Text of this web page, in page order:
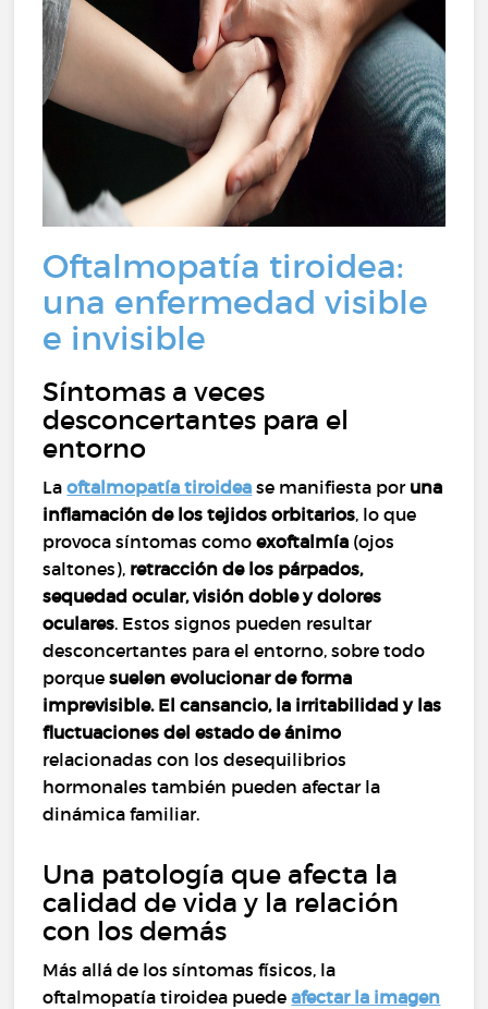
Oftalmopatía tiroidea:
una enfermedad visible
e invisible
Síntomas a veces
desconcertantes para el
entorno
Laoftalmopatía tiroidea se manifiesta por una
inflamación de los tejidos orbitarios, lo que
provoca síntomas comoexoftalmía (ojos
saltones), retracción de los párpados,
sequedad ocular, visión doble y dolores
oculares. Estos signos pueden resultar
desconcertantes para el entorno, sobre todo
porquesuelen evolucionar de forma
imprevisible. El cansancio, la irritabilidad y las
fluctuaciones del estado de ánimo
relacionadas con los desequilibrios
hormonales también pueden afectar la
dinámica familiar.
Una patología que afecta la
calidad de vida y la relación
con los demás
Más allá de los síntomas físicos, la
oftalmopatía tiroidea puedeafectar la imagen